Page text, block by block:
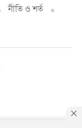
নীতি ও শর্ত